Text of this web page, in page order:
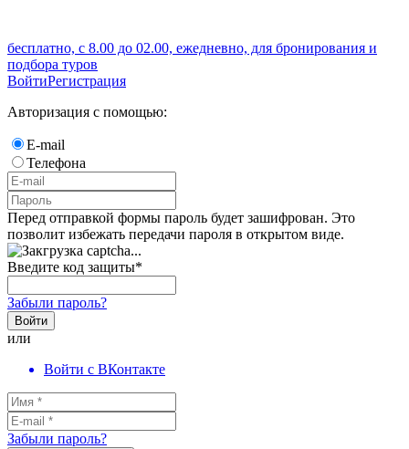
бесплатно, с 8.00 до 02.00, ежедневно, для бронирования и
подбора туров
ВойтиРегистрация
Авторизация с помощью:
E-mail
Телефона
Перед отправкой формы пароль будет зашифрован. Это
позволит избежать передачи пароля в открытом виде.
Введите код защиты*
Забыли пароль?
Войти
или
Войти с ВКонтакте
Забыли пароль?